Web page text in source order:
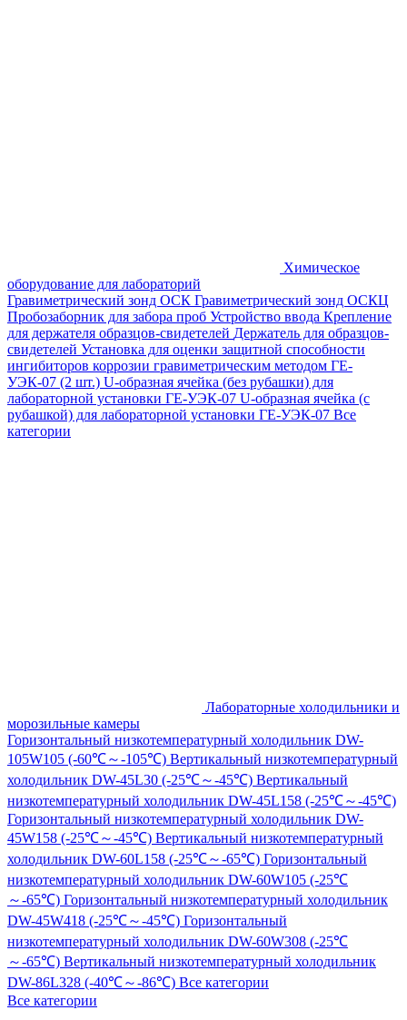
Химическое
оборудование для лабораторий
Гравиметрический зонд ОСК Гравиметрический зонд ОСКЦ
Пробозаборник для забора проб Устройство ввода Крепление
для держателя образцов-свидетелей Держатель для образцов-
свидетелей Установка для оценки защитной способности
ингибиторов коррозии гравиметрическим методом ГЕ-
УЭК-07 (2 шт.) U-образная ячейка (без рубашки) для
лабораторной установки ГЕ-УЭК-07 U-образная ячейка (с
рубашкой) для лабораторной установки ГЕ-УЭК-07 Все
категории
Лабораторные холодильники и
морозильные камеры
Горизонтальный низкотемпературный холодильник DW-
105W105 (-60℃～-105℃) Вертикальный низкотемпературный
холодильник DW-45L30 (-25℃～-45℃) Вертикальный
низкотемпературный холодильник DW-45L158 (-25℃～-45℃)
Горизонтальный низкотемпературный холодильник DW-
45W158 (-25℃～-45℃) Вертикальный низкотемпературный
холодильник DW-60L158 (-25℃～-65℃) Горизонтальный
низкотемпературный холодильник DW-60W105 (-25℃
～-65℃) Горизонтальный низкотемпературный холодильник
DW-45W418 (-25℃～-45℃) Горизонтальный
низкотемпературный холодильник DW-60W308 (-25℃
～-65℃) Вертикальный низкотемпературный холодильник
DW-86L328 (-40℃～-86℃) Все категории
Все категории